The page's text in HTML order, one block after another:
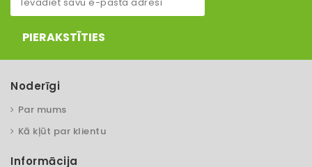
PIERAKSTĪTIES
Noderīgi
Par mums
Kā kļūt par klientu
Informācija